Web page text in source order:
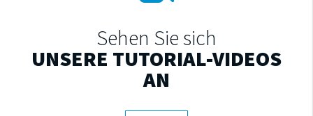
Sehen Sie sich
UNSERE TUTORIAL-VIDEOS
AN